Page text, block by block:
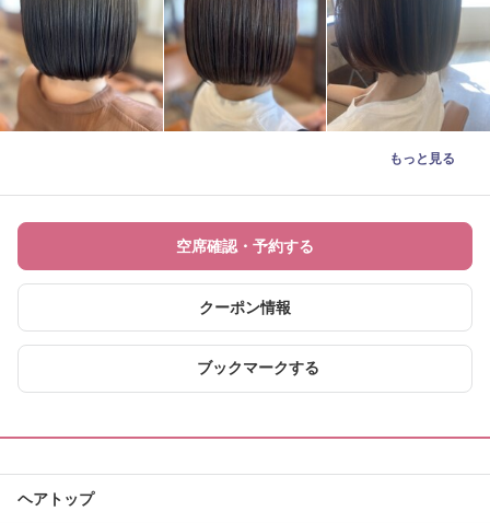
もっと見る
空席確認・予約する
クーポン情報
ブックマークする
ヘアトップ